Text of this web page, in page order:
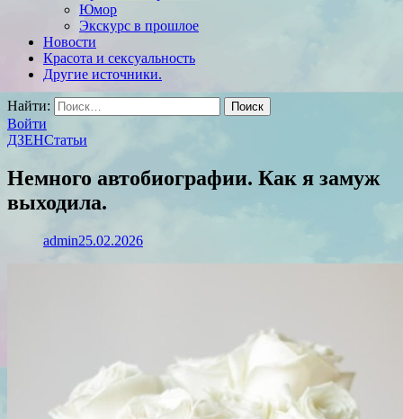
Юмор
Экскурс в прошлое
Новости
Красота и сексуальность
Другие источники.
Найти:
Войти
ДЗЕНСтатьи
Немного автобиографии. Как я замуж
выходила.
admin25.02.2026